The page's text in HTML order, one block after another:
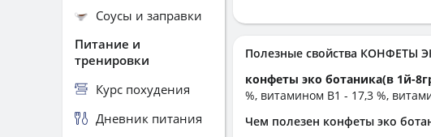
Полезные свойства КОНФЕТЫ
конфеты эко ботаника(в 1й-
%, витамином B1 - 17,3 %,
Чем полезен конфеты эко
Соусы и заправки
Питание и
тренировки
Курс похудения
Дневник питания